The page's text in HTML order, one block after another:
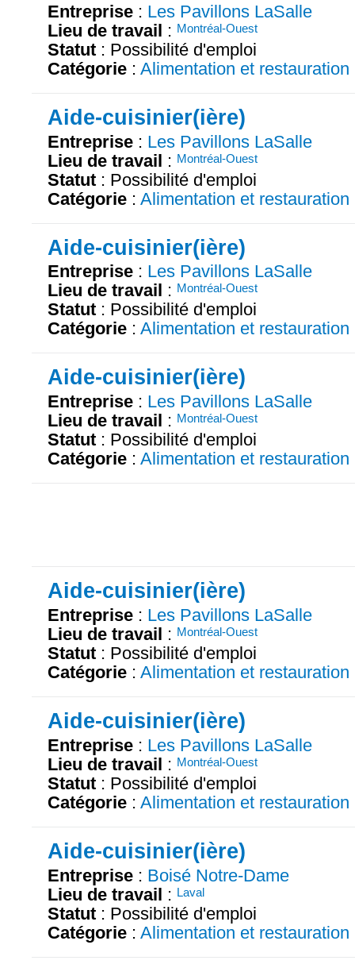
Entreprise : Les Pavillons LaSalle
Lieu de travail : Montréal-Ouest
Statut : Possibilité d'emploi
Catégorie : Alimentation et restauration
Aide-cuisinier(ière)
Entreprise : Les Pavillons LaSalle
Lieu de travail : Montréal-Ouest
Statut : Possibilité d'emploi
Catégorie : Alimentation et restauration
Aide-cuisinier(ière)
Entreprise : Les Pavillons LaSalle
Lieu de travail : Montréal-Ouest
Statut : Possibilité d'emploi
Catégorie : Alimentation et restauration
Aide-cuisinier(ière)
Entreprise : Les Pavillons LaSalle
Lieu de travail : Montréal-Ouest
Statut : Possibilité d'emploi
Catégorie : Alimentation et restauration
Aide-cuisinier(ière)
Entreprise : Les Pavillons LaSalle
Lieu de travail : Montréal-Ouest
Statut : Possibilité d'emploi
Catégorie : Alimentation et restauration
Aide-cuisinier(ière)
Entreprise : Les Pavillons LaSalle
Lieu de travail : Montréal-Ouest
Statut : Possibilité d'emploi
Catégorie : Alimentation et restauration
Aide-cuisinier(ière)
Entreprise : Boisé Notre-Dame
Lieu de travail : Laval
Statut : Possibilité d'emploi
Catégorie : Alimentation et restauration